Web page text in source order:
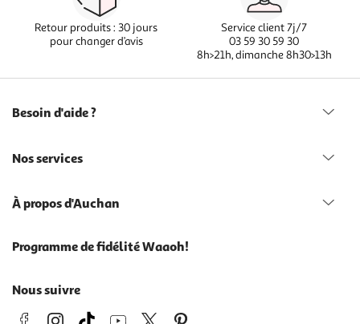
Retour produits : 30 jours
pour changer d’avis
Service client 7j/7
03 59 30 59 30
8h>21h, dimanche 8h30>13h
Besoin d'aide ?
Nos services
À propos d'Auchan
Programme de fidélité Waaoh!
Nous suivre